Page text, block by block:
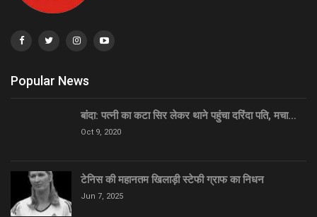
Popular News
बांदा: पत्नी का कटा सिर लेकर थाने पहुंचा दरिंदा पति, मचा…
Oct 9, 2020
टेनिस की महानतम खिलाड़ी स्टेफी ग्राफ का निधन
Jun 7, 2025